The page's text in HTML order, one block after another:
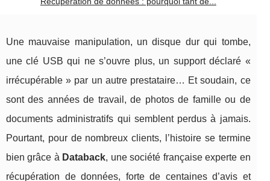
Une mauvaise manipulation, un disque dur qui tombe,
une clé USB qui ne s’ouvre plus, un support déclaré «
irrécupérable » par un autre prestataire… Et soudain, ce
sont des années de travail, de photos de famille ou de
documents administratifs qui semblent perdus à jamais.
Pourtant, pour de nombreux clients, l’histoire se termine
bien grâce à Databack, une société française experte en
récupération de données, forte de centaines d’avis et